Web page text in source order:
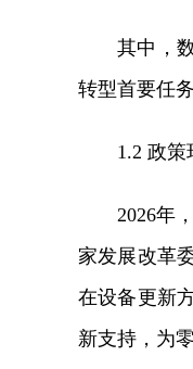
其中，
转型首要任务
1.2 政
2026年
家发展改革
在设备更新
新支持，为